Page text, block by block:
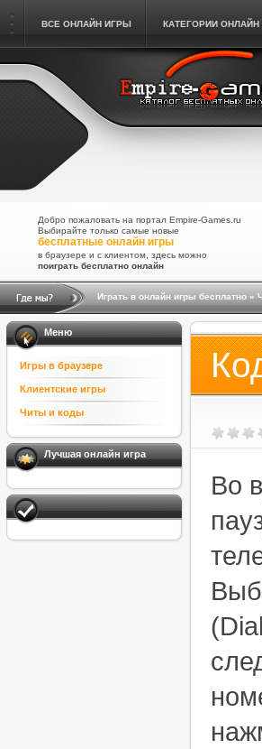
ВСЕ ОНЛАЙН ИГРЫ КАТЕГОРИИ ОНЛАЙН
Добро пожаловать на портал Empire-Games.ru
Выбирайте только самые новые
бесплатные онлайн игры
в браузере и с клиентом, здесь можно
поиграть бесплатно онлайн
Играть в онлайн игры бесплатно »
Меню
Игры в браузере
Клиентские игры
Читы и коды
Лучшая онлайн игра
Во